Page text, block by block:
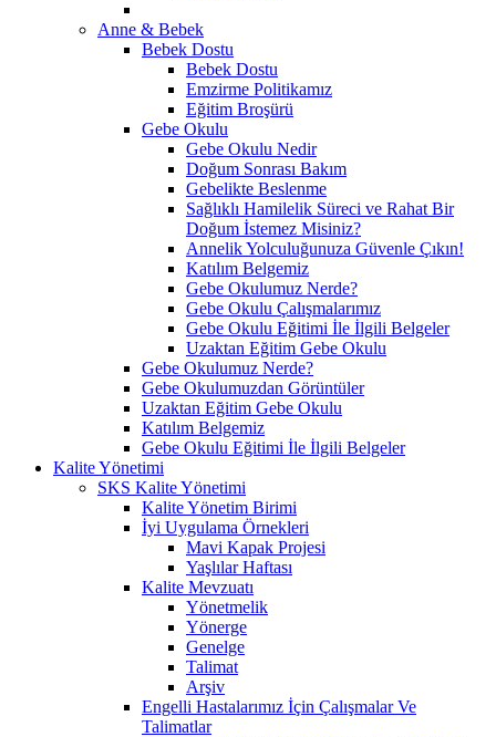
Anne & Bebek
Bebek Dostu
Bebek Dostu
Emzirme Politikamız
Eğitim Broşürü
Gebe Okulu
Gebe Okulu Nedir
Doğum Sonrası Bakım
Gebelikte Beslenme
Sağlıklı Hamilelik Süreci ve Rahat Bir
Doğum İstemez Misiniz?
Annelik Yolculuğunuza Güvenle Çıkın!
Katılım Belgemiz
Gebe Okulumuz Nerde?
Gebe Okulu Çalışmalarımız
Gebe Okulu Eğitimi İle İlgili Belgeler
Uzaktan Eğitim Gebe Okulu
Gebe Okulumuz Nerde?
Gebe Okulumuzdan Görüntüler
Uzaktan Eğitim Gebe Okulu
Katılım Belgemiz
Gebe Okulu Eğitimi İle İlgili Belgeler
Kalite Yönetimi
SKS Kalite Yönetimi
Kalite Yönetim Birimi
İyi Uygulama Örnekleri
Mavi Kapak Projesi
Yaşlılar Haftası
Kalite Mevzuatı
Yönetmelik
Yönerge
Genelge
Talimat
Arşiv
Engelli Hastalarımız İçin Çalışmalar Ve
Talimatlar